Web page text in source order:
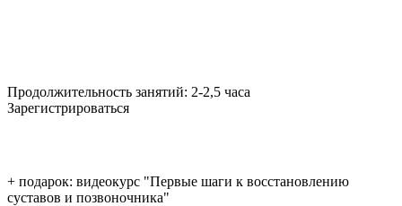
Продолжительность занятий: 2-2,5 часа
Зарегистрироваться
+ подарок: видеокурс "Первые шаги к восстановлению
суставов и позвоночника"